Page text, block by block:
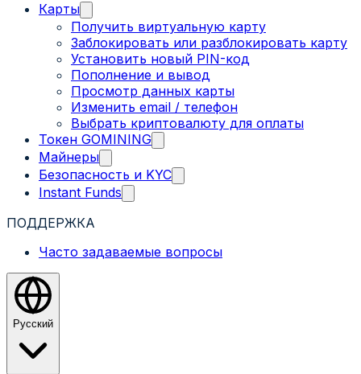
Карты
Получить виртуальную карту
Заблокировать или разблокировать карту
Установить новый PIN-код
Пополнение и вывод
Просмотр данных карты
Изменить email / телефон
Выбрать криптовалюту для оплаты
Токен GOMINING
Майнеры
Безопасность и KYC
Instant Funds
ПОДДЕРЖКА
Часто задаваемые вопросы
Русский